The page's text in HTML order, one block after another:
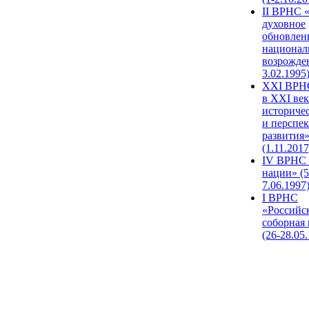
II ВРНС
духовное
3.02.1995)
XХI
в XXI
и
развития»
IV ВРНС
нации»
7.06.1997)
I ВРНС
(26-